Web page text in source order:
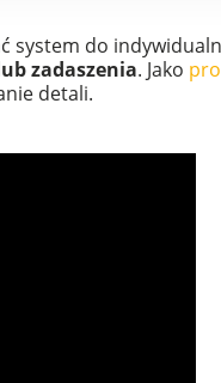
system do
zadaszenia. Jako
detali.